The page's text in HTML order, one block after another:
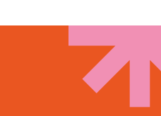
capricieux. Cette fée
un charme ou un noisetier...
féérique de Clairvaux.
Expérience unique en